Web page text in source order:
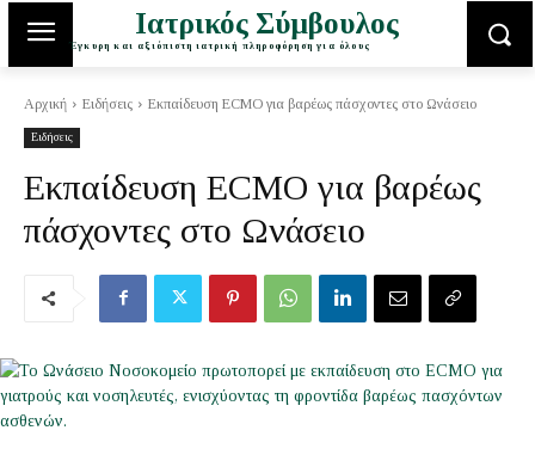
Ιατρικός Σύμβουλος
Έγκυρη και αξιόπιστη ιατρική πληροφόρηση για όλους
Αρχική Ειδήσεις Εκπαίδευση ECMO για βαρέως πάσχοντες στο Ωνάσειο
Ειδήσεις
Εκπαίδευση ECMO για βαρέως
πάσχοντες στο Ωνάσειο